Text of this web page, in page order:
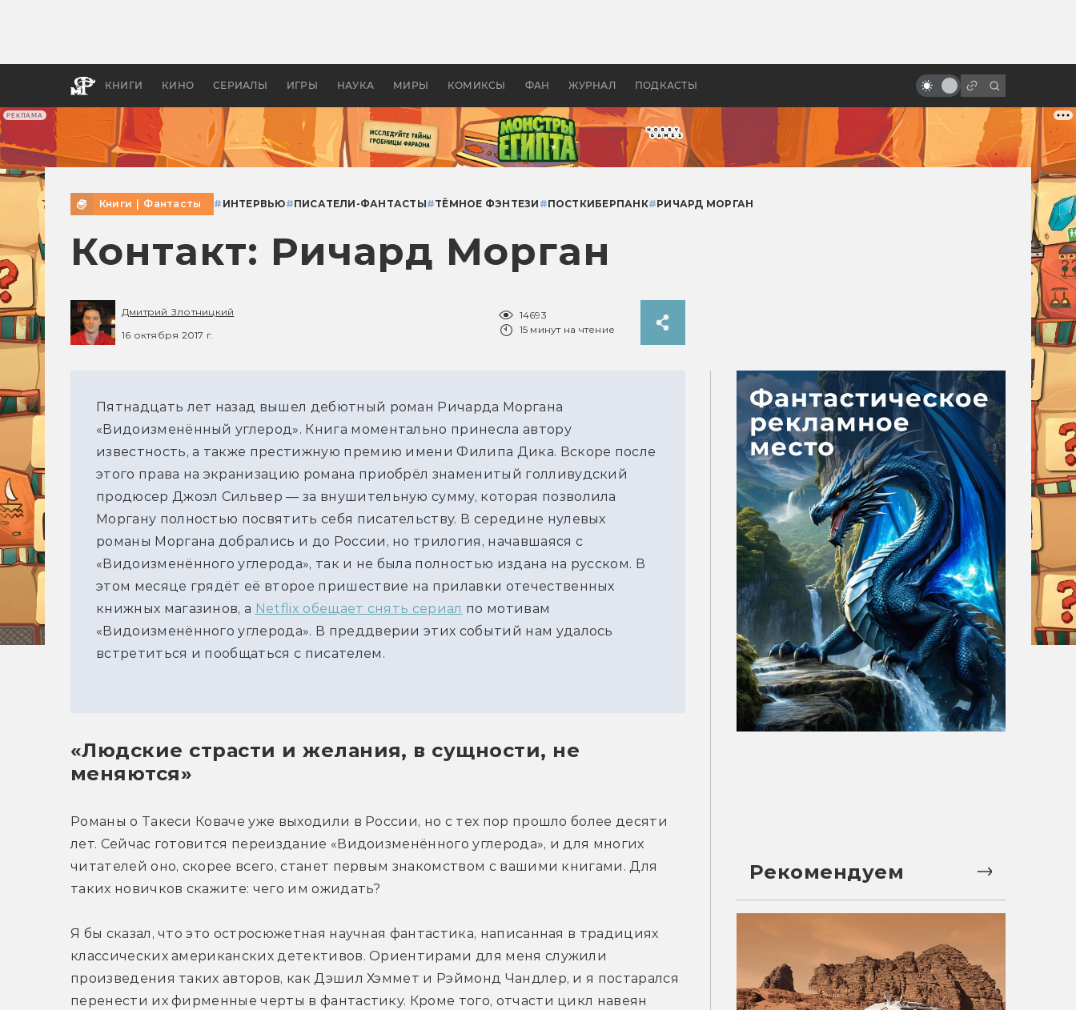
РЕКЛАМА
КНИГИ КИНО СЕРИАЛЫ ИГРЫ НАУКА МИРЫ КОМИКСЫ ФАН ЖУРНАЛ ПОДКАСТЫ
бы «Властелина колец»
Древней Грецией
фильмов ужасов из Индонезии
Книги Фантасты # ИНТЕРВЬЮ#ПИСАТЕЛИ-ФАНТАСТЫ#ТЁМНОЕ ФЭНТЕЗИ #ПОСТКИБЕРПАНК#РИЧАРД МОРГАН
Контакт: Ричард Морган
Дмитрий Злотницкий
16 октября 2017 г.
14693
15 минут на чтение
Пятнадцать лет назад вышел дебютный роман Ричарда Моргана
«Видоизменённый углерод». Книга моментально принесла автору
известность, а также престижную премию имени Филипа Дика. Вскоре после
этого права на экранизацию романа приобрёл знаменитый голливудский
продюсер Джоэл Сильвер — за внушительную сумму, которая позволила
Моргану полностью посвятить себя писательству. В середине нулевых
романы Моргана добрались и до России, но трилогия, начавшаяся с
«Видоизменённого углерода», так и не была полностью издана на русском. В
этом месяце грядёт её второе пришествие на прилавки отечественных
книжных магазинов, а Netflix обещает снять сериал по мотивам
«Видоизменённого углерода». В преддверии этих событий нам удалось
встретиться и пообщаться с писателем.
«Людские страсти и желания, в сущности, не
меняются»
Романы о Такеси Коваче уже выходили в России, но с тех пор прошло более десяти
лет. Сейчас готовится переиздание «Видоизменённого углерода», и для многих
читателей оно, скорее всего, станет первым знакомством с вашими книгами. Для
таких новичков скажите: чего им ожидать?
Я бы сказал, что это остросюжетная научная фантастика, написанная в традициях
классических американских детективов. Ориентирами для меня служили
произведения таких авторов, как Дэшил Хэммет и Рэймонд Чандлер, и я постарался
перенести их фирменные черты в фантастику. Кроме того, отчасти цикл навеян
Рекомендуем